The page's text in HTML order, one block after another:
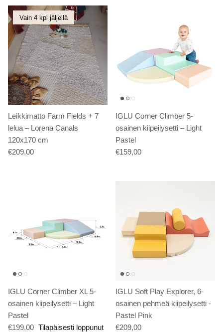
Vain 4 kpl jäljellä
Leikkimatto Farm Fields + 7
lelua – Lorena Canals
120x170 cm
€209,00
IGLU Corner Climber 5-
osainen kiipeilysetti – Light
Pastel
€159,00
IGLU Corner Climber XL 5-
osainen kiipeilysetti – Light
Pastel
€199,00 Tilapäisesti loppunut
IGLU Soft Play Explorer, 6-
osainen pehmeä kiipeilysetti -
Pastel Pink
€209,00